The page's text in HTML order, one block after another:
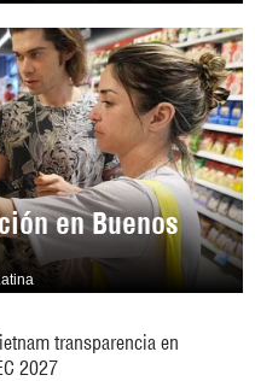
en Buenos
transparencia en
2027